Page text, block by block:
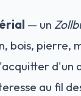
— un
bois, pierre,
d'un
au fil